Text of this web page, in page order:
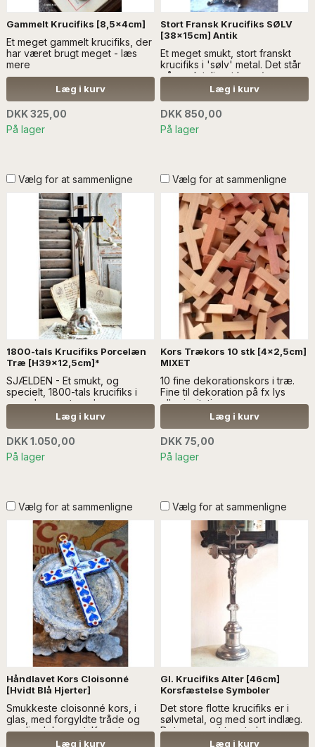
Gammelt Krucifiks [8,5x4cm]
Et meget gammelt krucifiks, der
har været brugt meget - læs
mere
Læg i kurv
DKK 325,00
På lager
Stort Fransk Krucifiks SØLV
[38x15cm] Antik
Et meget smukt, stort franskt
krucifiks i 'sølv' metal. Det står
på en detaljeret base/en
fod...Læs mere SÆLGES UDEN
ANDEN DEKORATION
Læg i kurv
DKK 850,00
På lager
Vælg for at sammenligne
1800-tals Krucifiks Porcelæn
Træ [H39x12,5cm]*
SJÆLDEN - Et smukt, og
specielt, 1800-tals krucifiks i
porcelæn og træ....Læs mere
SÆLGES UDEN ANDEN
DEKORATION
Læg i kurv
DKK 1.050,00
På lager
Vælg for at sammenligne
Kors Trækors 10 stk [4x2,5cm]
MIXET
10 fine dekorationskors i træ.
Fine til dekoration på fx lys
eller invitationer.
Læg i kurv
DKK 75,00
På lager
Vælg for at sammenligne
Håndlavet Kors Cloisonné
[Hvidt Blå Hjerter]
Smukkeste cloisonné kors, i
glas, med forgyldte tråde og
emalje dekoreret. Korset er
dobbelt-siddet...Læs mere
Læg i kurv
Vælg for at sammenligne
Gl. Krucifiks Alter [46cm]
Korsfæstelse Symboler
Det store flotte krucifiks er i
sølvmetal, og med sort indlæg.
Det er meget tungt....Læs mere
SÆLGES UDEN ANDEN
Læg i kurv